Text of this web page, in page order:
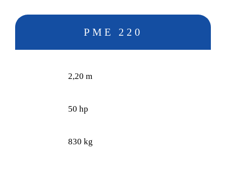
PME 220
2,20 m
50 hp
830 kg